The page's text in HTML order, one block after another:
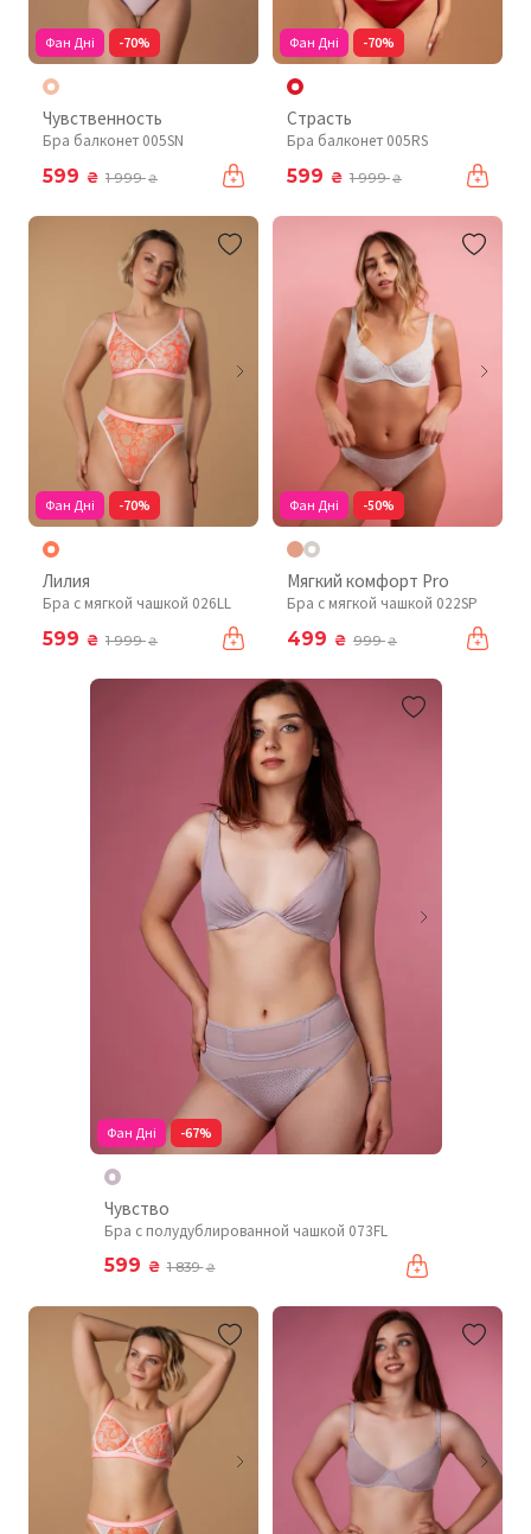
Фан Дні -70%
Чувственность
Бра балконет 005SN
599 ₴ 1 999₴
Фан Дні -70%
Страсть
Бра балконет 005RS
599 ₴ 1 999₴
Фан Дні -70%
Лилия
Бра с мягкой чашкой 026LL
599 ₴ 1 999₴
Фан Дні -50%
Мягкий комфорт Pro
Бра с мягкой чашкой 022SP
499 ₴ 999₴
Фан Дні -67%
Чувство
Бра с полудублированной чашкой 073FL
599 ₴ 1 839₴